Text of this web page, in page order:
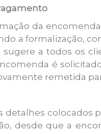
da
a formalização,
sugere a todos os
é
remetida
detalhes
desde que a